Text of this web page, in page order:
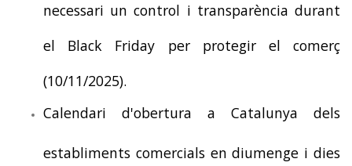
necessari un control i transparència durant
el Black Friday per protegir el comerç
(10/11/2025).
Calendari d'obertura a Catalunya dels
establiments comercials en diumenge i dies